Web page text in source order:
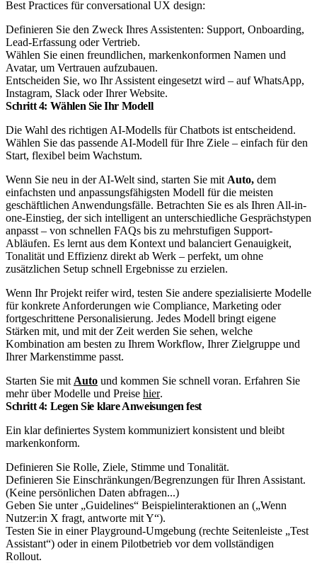
Best Practices für conversational UX design:
Definieren Sie den Zweck Ihres Assistenten: Support, Onboarding,
Lead-Erfassung oder Vertrieb.
Wählen Sie einen freundlichen, markenkonformen Namen und
Avatar, um Vertrauen aufzubauen.
Entscheiden Sie, wo Ihr Assistent eingesetzt wird – auf WhatsApp,
Instagram, Slack oder Ihrer Website.
Schritt 4: Wählen Sie Ihr Modell
Die Wahl des richtigen AI-Modells für Chatbots ist entscheidend.
Wählen Sie das passende AI-Modell für Ihre Ziele – einfach für den
Start, flexibel beim Wachstum.
Wenn Sie neu in der AI-Welt sind, starten Sie mit Auto, dem
einfachsten und anpassungsfähigsten Modell für die meisten
geschäftlichen Anwendungsfälle. Betrachten Sie es als Ihren All-in-
one-Einstieg, der sich intelligent an unterschiedliche Gesprächstypen
anpasst – von schnellen FAQs bis zu mehrstufigen Support-
Abläufen. Es lernt aus dem Kontext und balanciert Genauigkeit,
Tonalität und Effizienz direkt ab Werk – perfekt, um ohne
zusätzlichen Setup schnell Ergebnisse zu erzielen.
Wenn Ihr Projekt reifer wird, testen Sie andere spezialisierte Modelle
für konkrete Anforderungen wie Compliance, Marketing oder
fortgeschrittene Personalisierung. Jedes Modell bringt eigene
Stärken mit, und mit der Zeit werden Sie sehen, welche
Kombination am besten zu Ihrem Workflow, Ihrer Zielgruppe und
Ihrer Markenstimme passt.
Starten Sie mit Auto und kommen Sie schnell voran. Erfahren Sie
mehr über Modelle und Preise hier.
Schritt 4: Legen Sie klare Anweisungen fest
Ein klar definiertes System kommuniziert konsistent und bleibt
markenkonform.
Definieren Sie Rolle, Ziele, Stimme und Tonalität.
Definieren Sie Einschränkungen/Begrenzungen für Ihren Assistant.
(Keine persönlichen Daten abfragen...)
Geben Sie unter „Guidelines“ Beispielinteraktionen an („Wenn
Nutzer:in X fragt, antworte mit Y“).
Testen Sie in einer Playground-Umgebung (rechte Seitenleiste „Test
Assistant“) oder in einem Pilotbetrieb vor dem vollständigen
Rollout.